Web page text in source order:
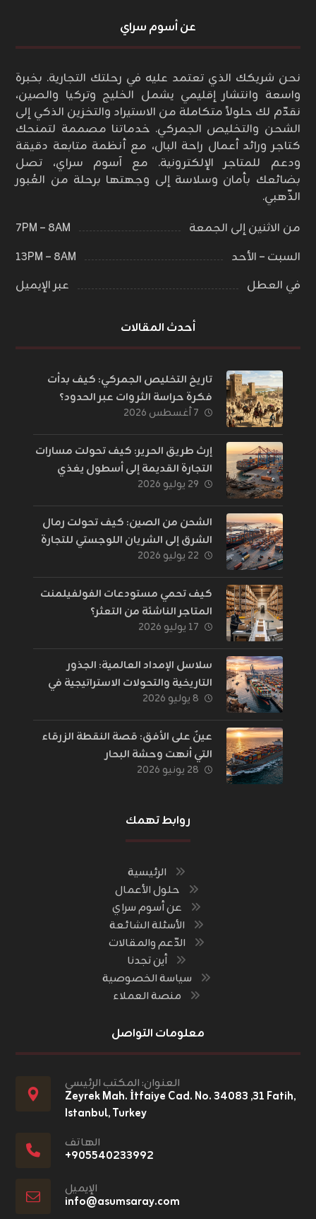
عن أسوم سراي
نحن شريكك الذي تعتمد عليه في رحلتك التجارية. بخبرة
واسعة وانتشار إقليمي يشمل الخليج وتركيا والصين،
نقدّم لك حلولاً متكاملة من الاستيراد والتخزين الذكي إلى
الشحن والتخليص الجمركي. خدماتنا مصممة لتمنحك
كتاجر ورائد أعمال راحة البال، مع أنظمة متابعة دقيقة
ودعم للمتاجر الإلكترونية. مع آسوم سراي، تصل
بضائعك بأمان وسلاسة إلى وجهتها برحلة من العُبور
الذّهبي.
من الاثنين إلى الجمعة
٨AM – ٧PM
السبت – الأحد
٨AM – ١٣PM
في العطل
عبر الإيميل
أحدث المقالات
تاريخ التخليص الجمركي: كيف بدأت
فكرة حراسة الثروات عبر الحدود؟
٧ أغسطس ٢٠٢٦
إرث طريق الحرير: كيف تحولت مسارات
التجارة القديمة إلى أسطول يغذي
العالم؟
٢٩ يوليو ٢٠٢٦
الشحن من الصين: كيف تحولت رمال
الشرق إلى الشريان اللوجستي للتجارة
الإلكترونية؟
٢٢ يوليو ٢٠٢٦
كيف تحمي مستودعات الفولفيلمنت
المتاجر الناشئة من التعثر؟
١٧ يوليو ٢٠٢٦
سلاسل الإمداد العالمية: الجذور
التاريخية والتحولات الاستراتيجية في
إدارة اللوجستيات
٨ يوليو ٢٠٢٦
عينٌ على الأفق: قصة النقطة الزرقاء
التي أنهت وحشة البحار
٢٨ يونيو ٢٠٢٦
روابط تهمك
الرئيسية
حلول الأعمال
عن أسوم سراي
الأسئلة الشائعة
الدّعم والمقالات
أين تجدنا
سياسة الخصوصية
منصة العملاء
معلومات التواصل
العنوان: المكتب الرئيسي
Zeyrek Mah. İtfaiye Cad. No. ٣١, ٣٤٠٨٣ Fatih,
Istanbul, Turkey
الهاتف
+٩٠٥٥٤٠٢٣٣٩٩٢
الإيميل
info@asumsaray.com